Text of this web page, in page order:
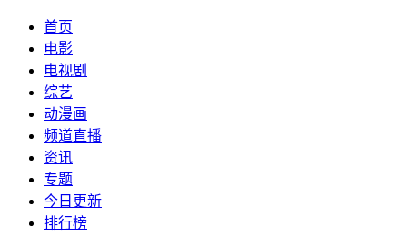
首页
电影
电视剧
综艺
动漫画
频道直播
资讯
专题
今日更新
排行榜